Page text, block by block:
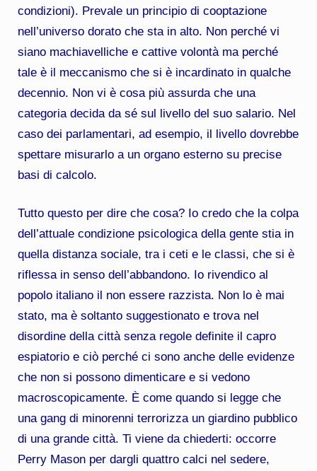
condizioni). Prevale un principio di cooptazione
nell’universo dorato che sta in alto. Non perché vi
siano machiavelliche e cattive volontà ma perché
tale è il meccanismo che si è incardinato in qualche
decennio. Non vi è cosa più assurda che una
categoria decida da sé sul livello del suo salario. Nel
caso dei parlamentari, ad esempio, il livello dovrebbe
spettare misurarlo a un organo esterno su precise
basi di calcolo.
Tutto questo per dire che cosa? Io credo che la colpa
dell’attuale condizione psicologica della gente stia in
quella distanza sociale, tra i ceti e le classi, che si è
riflessa in senso dell’abbandono. Io rivendico al
popolo italiano il non essere razzista. Non lo è mai
stato, ma è soltanto suggestionato e trova nel
disordine della città senza regole definite il capro
espiatorio e ciò perché ci sono anche delle evidenze
che non si possono dimenticare e si vedono
macroscopicamente. È come quando si legge che
una gang di minorenni terrorizza un giardino pubblico
di una grande città. Ti viene da chiederti: occorre
Perry Mason per dargli quattro calci nel sedere,